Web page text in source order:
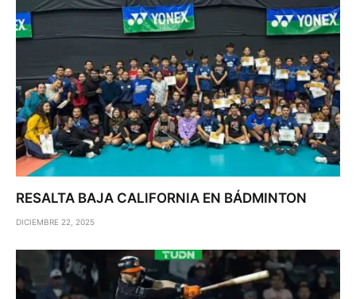
RESALTA BAJA CALIFORNIA EN BÁDMINTON
DICIEMBRE 22, 2025